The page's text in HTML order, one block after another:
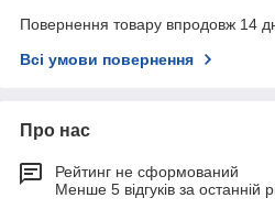
Повернення товару впродовж 14
Всі умови повернення
Про нас
Рейтинг не сформований
Менше 5 відгуків за останній